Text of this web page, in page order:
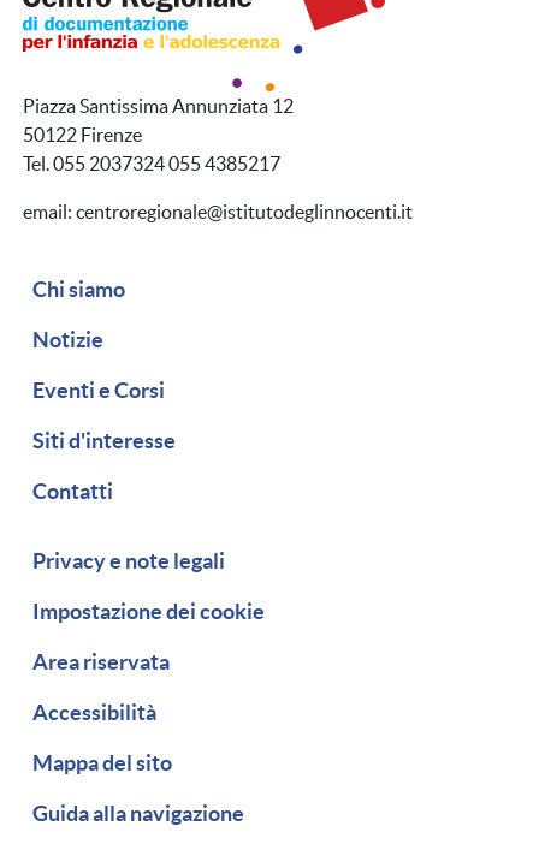
Piazza Santissima Annunziata 12
50122 Firenze
Tel. 055 2037324 055 4385217
email: centroregionale@istitutodeglinnocenti.it
Navigazione secondaria
Chi siamo
Notizie
Eventi e Corsi
Siti d'interesse
Contatti
Piè di pagina
Privacy e note legali
Impostazione dei cookie
Area riservata
Accessibilità
Mappa del sito
Guida alla navigazione